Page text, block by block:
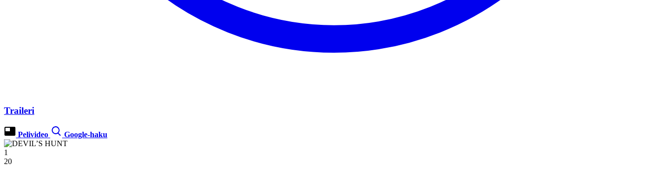
Traileri
Pelivideo Google-haku
1
20